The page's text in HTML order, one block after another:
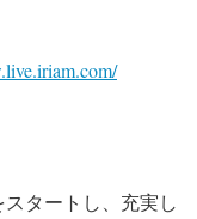
タートし、充実し